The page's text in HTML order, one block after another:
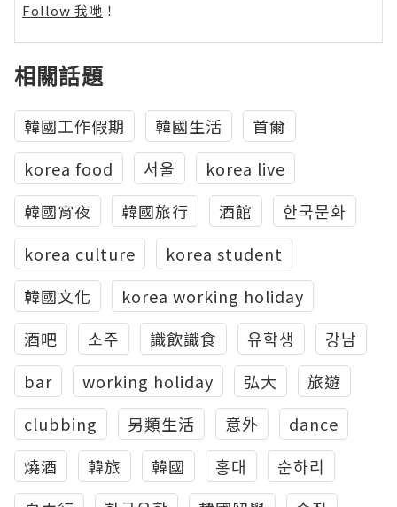
Follow 我哋 ！
相關話題
韓國工作假期 韓國生活
首爾
korea food
서울
korea live
韓國宵夜
韓國旅行 酒館
한국문화
korea culture
korea student
韓國文化
korea working holiday
酒吧
소주 識飲識食 유학생
강남
bar
working holiday 弘大
旅遊
clubbing
另類生活 意外
dance
燒酒
韓旅 韓國 홍대
순하리